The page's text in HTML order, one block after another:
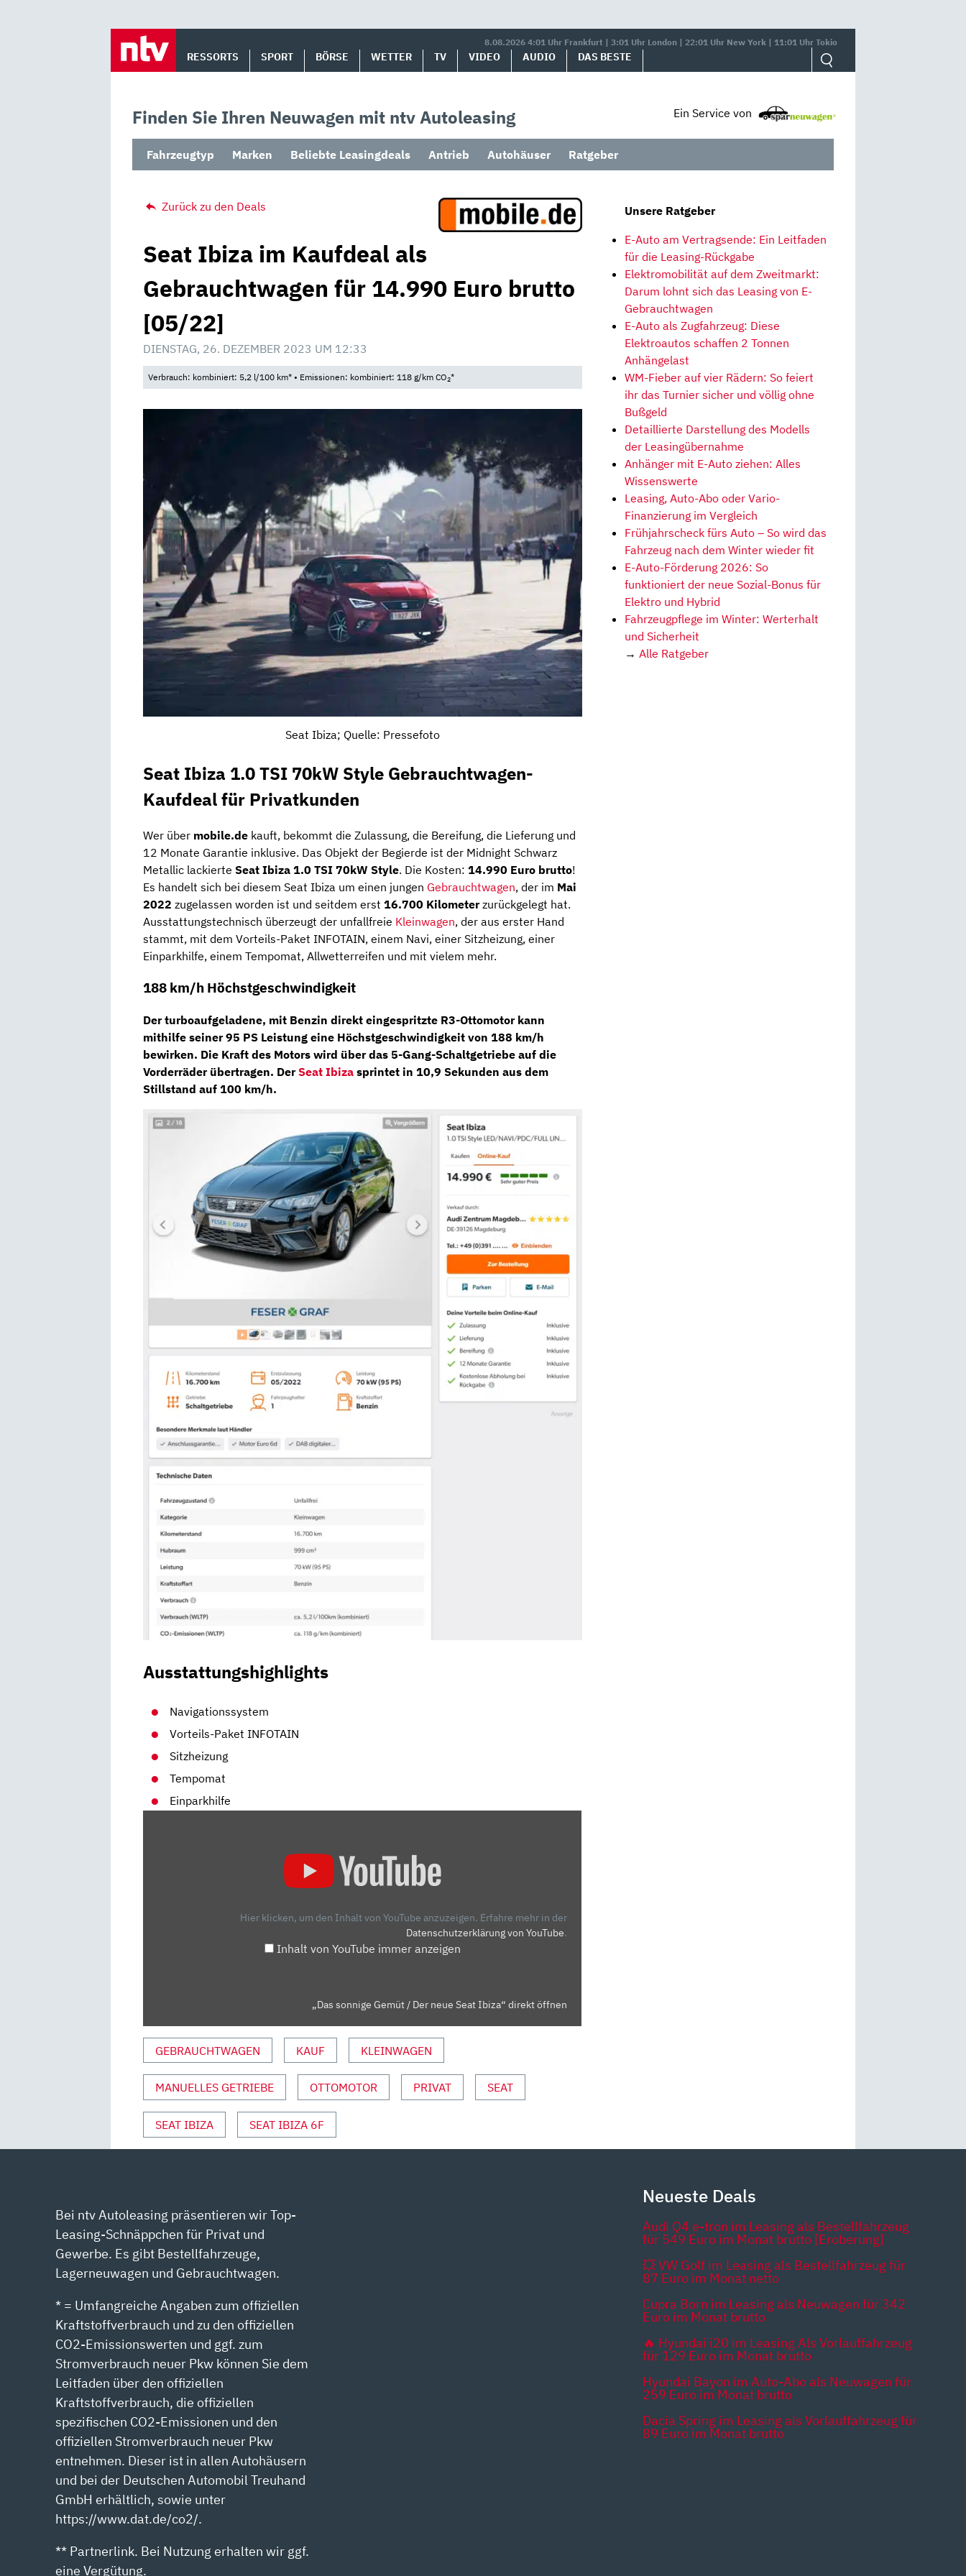
8.08.2026 4:01 Uhr Frankfurt | 3:01 Uhr London | 22:01 Uhr New York | 11:01 Uhr Tokio
RESSORTS SPORT BÖRSE WETTER TV VIDEO AUDIO DAS BESTE
Finden Sie Ihren Neuwagen mit ntv Autoleasing Ein Service von
Fahrzeugtyp Marken Beliebte Leasingdeals Antrieb Autohäuser Ratgeber
Zurück zu den Deals
Seat Ibiza im Kaufdeal als
Gebrauchtwagen für 14.990 Euro brutto
[05/22]
DIENSTAG, 26. DEZEMBER 2023 UM 12:33
Verbrauch: kombiniert: 5,2 l/100 km* • Emissionen: kombiniert: 118 g/km CO2*
Seat Ibiza; Quelle: Pressefoto
Seat Ibiza 1.0 TSI 70kW Style Gebrauchtwagen-
Kaufdeal für Privatkunden
Wer über mobile.de kauft, bekommt die Zulassung, die Bereifung, die Lieferung und
12 Monate Garantie inklusive. Das Objekt der Begierde ist der Midnight Schwarz
Metallic lackierte Seat Ibiza 1.0 TSI 70kW Style. Die Kosten: 14.990 Euro brutto!
Es handelt sich bei diesem Seat Ibiza um einen jungen Gebrauchtwagen, der im Mai
2022 zugelassen worden ist und seitdem erst 16.700 Kilometerzurückgelegt hat.
Ausstattungstechnisch überzeugt der unfallfreie Kleinwagen, der aus erster Hand
stammt, mit dem Vorteils-Paket INFOTAIN, einem Navi, einer Sitzheizung, einer
Einparkhilfe, einem Tempomat, Allwetterreifen und mit vielem mehr.
188 km/h Höchstgeschwindigkeit
Der turboaufgeladene, mit Benzin direkt eingespritzte R3-Ottomotorkann
mithilfe seiner95 PS Leistung eine Höchstgeschwindigkeit von 188 km/h
bewirken. Die Kraft des Motors wird über das 5-Gang-Schaltgetriebe auf die
Vorderräder übertragen. DerSeat Ibiza sprintet in 10,9 Sekunden aus dem
Stillstand auf 100 km/h.
Ausstattungshighlights
Navigationssystem
Vorteils-Paket INFOTAIN
Sitzheizung
Tempomat
Einparkhilfe
Hier klicken, um den Inhalt von YouTube anzuzeigen. Erfahre mehr in der
Datenschutzerklärung von YouTube.
Inhalt von YouTube immer anzeigen
„Das sonnige Gemüt / Der neue Seat Ibiza“ direkt öffnen
GEBRAUCHTWAGEN KAUF KLEINWAGEN
MANUELLES GETRIEBE OTTOMOTOR PRIVAT SEAT
SEAT IBIZA SEAT IBIZA 6F
Unsere Ratgeber
E-Auto am Vertragsende: Ein Leitfaden
für die Leasing-Rückgabe
Elektromobilität auf dem Zweitmarkt:
Darum lohnt sich das Leasing von E-
Gebrauchtwagen
E-Auto als Zugfahrzeug: Diese
Elektroautos schaffen 2 Tonnen
Anhängelast
WM-Fieber auf vier Rädern: So feiert
ihr das Turnier sicher und völlig ohne
Bußgeld
Detaillierte Darstellung des Modells
der Leasingübernahme
Anhänger mit E-Auto ziehen: Alles
Wissenswerte
Leasing, Auto-Abo oder Vario-
Finanzierung im Vergleich
Frühjahrscheck fürs Auto – So wird das
Fahrzeug nach dem Winter wieder fit
E-Auto-Förderung 2026: So
funktioniert der neue Sozial-Bonus für
Elektro und Hybrid
Fahrzeugpflege im Winter: Werterhalt
und Sicherheit
→ Alle Ratgeber
Bei ntv Autoleasing präsentieren wir Top-
Leasing-Schnäppchen für Privat und
Gewerbe. Es gibt Bestellfahrzeuge,
Lagerneuwagen und Gebrauchtwagen.
* = Umfangreiche Angaben zum offiziellen
Kraftstoffverbrauch und zu den offiziellen
CO2-Emissionswerten und ggf. zum
Stromverbrauch neuer Pkw können Sie dem
Leitfaden über den offiziellen
Kraftstoffverbrauch, die offiziellen
spezifischen CO2-Emissionen und den
offiziellen Stromverbrauch neuer Pkw
entnehmen. Dieser ist in allen Autohäusern
und bei der Deutschen Automobil Treuhand
GmbH erhältlich, sowie unter
https://www.dat.de/co2/.
** Partnerlink. Bei Nutzung erhalten wir ggf.
eine Vergütung.
Neueste Deals
Audi Q4 e-tron im Leasing als Bestellfahrzeug
für 549 Euro im Monat brutto [Eroberung]
💥 VW Golf im Leasing als Bestellfahrzeug für
87 Euro im Monat netto
Cupra Born im Leasing als Neuwagen für 342
Euro im Monat brutto
🔥 Hyundai i20 im Leasing Als Vorlauffahrzeug
für 129 Euro im Monat brutto
Hyundai Bayon im Auto-Abo als Neuwagen für
259 Euro im Monat brutto
Dacia Spring im Leasing als Vorlauffahrzeug für
89 Euro im Monat brutto